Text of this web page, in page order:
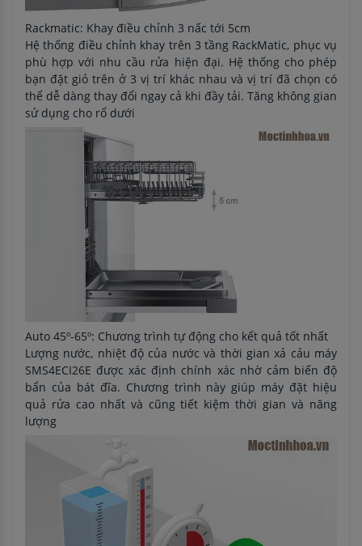
Rackmatic: Khay điều chỉnh 3 nấc tới 5cm
Hệ thống điều chỉnh khay trên 3 tầng RackMatic, phục vụ
phù hợp với nhu cầu rửa hiện đại. Hệ thống cho phép
bạn đặt giỏ trên ở 3 vị trí khác nhau và vị trí đã chọn có
thể dễ dàng thay đổi ngay cả khi đầy tải. Tăng không gian
sử dụng cho rổ dưới
Auto 45º-65º: Chương trình tự động cho kết quả tốt nhất
Lượng nước, nhiệt độ của nước và thời gian xả cảu máy
SMS4ECI26E được xác định chính xác nhờ cảm biến độ
bẩn của bát đĩa. Chương trình này giúp máy đặt hiệu
quả rửa cao nhất và cũng tiết kiệm thời gian và năng
lượng